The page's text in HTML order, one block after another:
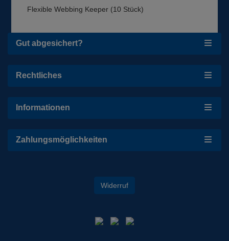
Flexible Webbing Keeper (10 Stück)
Gut abgesichert?
Rechtliches
Informationen
Zahlungsmöglichkeiten
Widerruf